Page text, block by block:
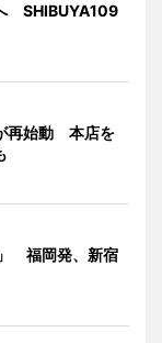
SHIBUYA109
再始動 本店を
福岡発、新宿